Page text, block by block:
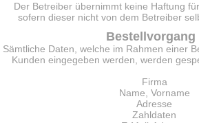
Der Betreiber übernimmt keine Haftung
sofern dieser nicht von dem Betreiber
Bestellvorgang
Sämtliche Daten, welche im Rahmen einer
Kunden eingegeben werden, werden
Firma
Name, Vorname
Adresse
Zahldaten